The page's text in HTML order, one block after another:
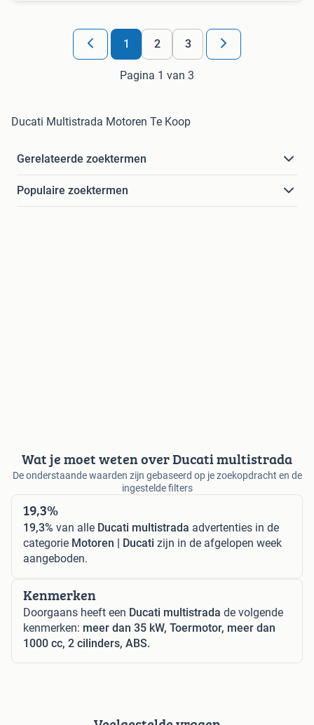
1 2 3
Pagina 1 van 3
Ducati Multistrada Motoren Te Koop
Gerelateerde zoektermen
Populaire zoektermen
Wat je moet weten over Ducati multistrada
De onderstaande waarden zijn gebaseerd op je zoekopdracht en de
ingestelde filters
19,3%
19,3% van alle Ducati multistrada advertenties in de
categorie Motoren | Ducati zijn in de afgelopen week
aangeboden.
Kenmerken
Doorgaans heeft een Ducati multistrada de volgende
kenmerken: meer dan 35 kW, Toermotor, meer dan
1000 cc, 2 cilinders, ABS.